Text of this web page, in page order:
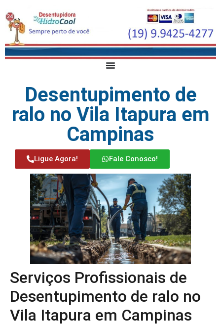
Desentupimento de
ralo no Vila Itapura em
Campinas
Ligue Agora! Fale Conosco!
Serviços Profissionais de
Desentupimento de ralo no
Vila Itapura em Campinas